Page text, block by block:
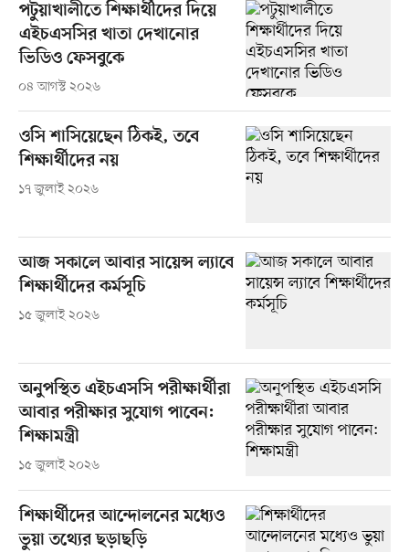
পটুয়াখালীতে শিক্ষার্থীদের দিয়ে
এইচএসসির খাতা দেখানোর
ভিডিও ফেসবুকে
০৪ আগস্ট ২০২৬
ওসি শাসিয়েছেন ঠিকই, তবে
শিক্ষার্থীদের নয়
১৭ জুলাই ২০২৬
আজ সকালে আবার সায়েন্স ল্যাবে
শিক্ষার্থীদের কর্মসূচি
১৫ জুলাই ২০২৬
অনুপস্থিত এইচএসসি পরীক্ষার্থীরা
আবার পরীক্ষার সুযোগ পাবেন:
শিক্ষামন্ত্রী
১৫ জুলাই ২০২৬
শিক্ষার্থীদের আন্দোলনের মধ্যেও
ভুয়া তথ্যের ছড়াছড়ি